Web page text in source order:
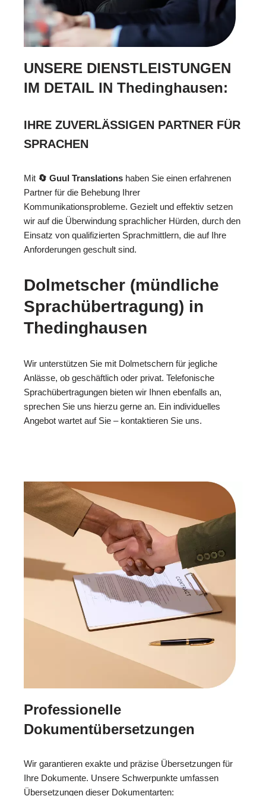
UNSERE DIENSTLEISTUNGEN
IM DETAIL IN Thedinghausen:
IHRE ZUVERLÄSSIGEN PARTNER FÜR
SPRACHEN
Mit 🔄 Guul Translations haben Sie einen erfahrenen
Partner für die Behebung Ihrer
Kommunikationsprobleme. Gezielt und effektiv setzen
wir auf die Überwindung sprachlicher Hürden, durch den
Einsatz von qualifizierten Sprachmittlern, die auf Ihre
Anforderungen geschult sind.
Dolmetscher (mündliche
Sprachübertragung) in
Thedinghausen
Wir unterstützen Sie mit Dolmetschern für jegliche
Anlässe, ob geschäftlich oder privat. Telefonische
Sprachübertragungen bieten wir Ihnen ebenfalls an,
sprechen Sie uns hierzu gerne an. Ein individuelles
Angebot wartet auf Sie – kontaktieren Sie uns.
Professionelle
Dokumentübersetzungen
Wir garantieren exakte und präzise Übersetzungen für
Ihre Dokumente. Unsere Schwerpunkte umfassen
Übersetzungen dieser Dokumentarten: